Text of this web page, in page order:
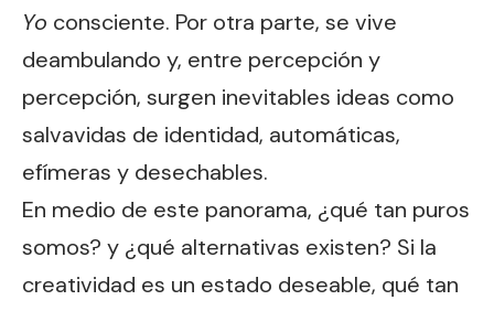
Yo consciente. Por otra parte, se vive
deambulando y, entre percepción y
percepción, surgen inevitables ideas como
salvavidas de identidad, automáticas,
efímeras y desechables.
En medio de este panorama, ¿qué tan puros
somos? y ¿qué alternativas existen? Si la
creatividad es un estado deseable, qué tan